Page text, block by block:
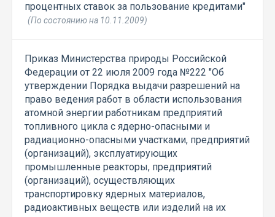
процентных ставок за пользование кредитами"
(По состоянию на 10.11.2009)
Приказ Министерства природы Российской
Федерации от 22 июля 2009 года №222 "Об
утверждении Порядка выдачи разрешений на
право ведения работ в области использования
атомной энергии работникам предприятий
топливного цикла с ядерно-опасными и
радиационно-опасными участками, предприятий
(организаций), эксплуатирующих
промышленные реакторы, предприятий
(организаций), осуществляющих
транспортировку ядерных материалов,
радиоактивных веществ или изделий на их